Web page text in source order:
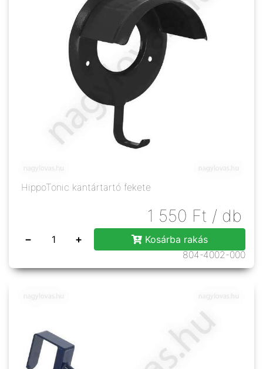
HippoTonic kantártartó fekete
1 550 Ft / db
− +
Kosárba rakás
804-4002-000